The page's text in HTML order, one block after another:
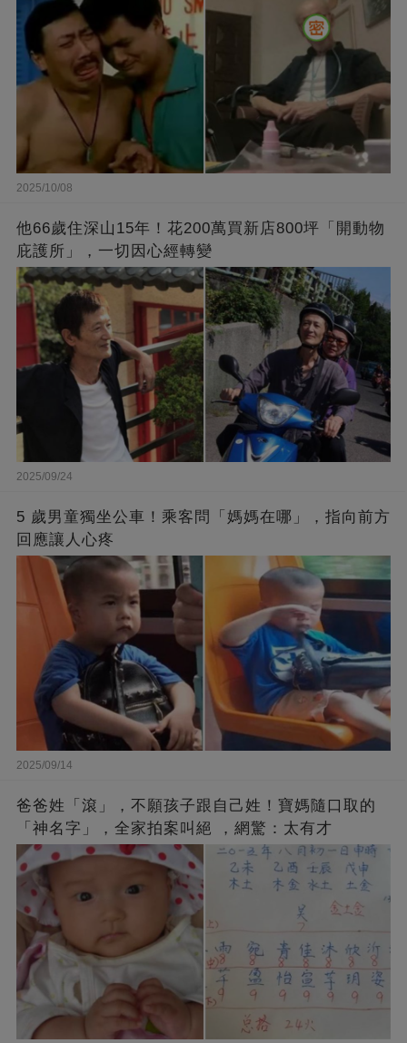
2025/10/08
他66歲住深山15年！花200萬買新店800坪「開動物
庇護所」，一切因心經轉變
2025/09/24
5 歲男童獨坐公車！乘客問「媽媽在哪」，指向前方
回應讓人心疼
2025/09/14
爸爸姓「滾」，不願孩子跟自己姓！寶媽隨口取的
「神名字」，全家拍案叫絕 ，網驚：太有才